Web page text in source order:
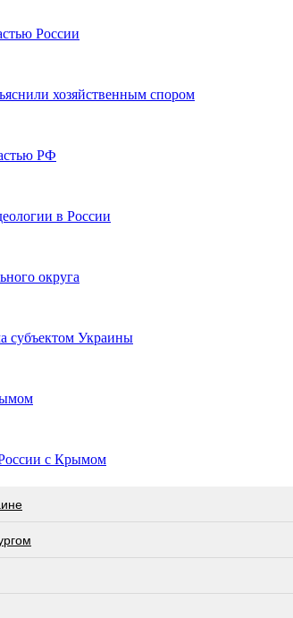
России
хозяйственным спором
РФ
в России
округа
субъектом Украины
с Крымом